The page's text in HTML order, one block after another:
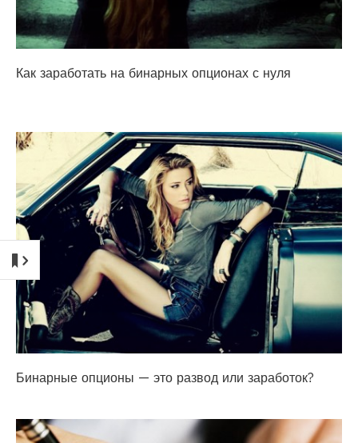
Как заработать на бинарных опционах с нуля
Бинарные опционы — это развод или заработок?